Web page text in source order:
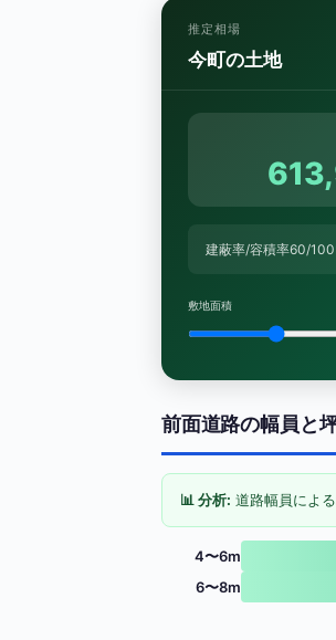
推定相場
今町の土地
建蔽率/容積率60/
敷地面積
前面道路の幅員と
📊 分析: 道路幅員によ
4〜6m
6〜8m